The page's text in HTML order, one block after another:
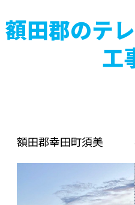
額田郡のテ
工
額田郡幸田町須美